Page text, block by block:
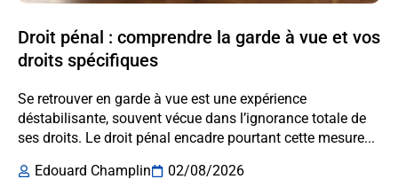
Droit pénal : comprendre la garde à vue et vos
droits spécifiques
Se retrouver en garde à vue est une expérience
déstabilisante, souvent vécue dans l’ignorance totale de
ses droits. Le droit pénal encadre pourtant cette mesure...
Edouard Champlin
02/08/2026